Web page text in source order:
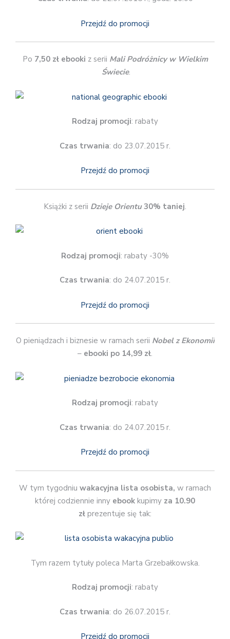
Przejdź do promocji
Po 7,50 zł ebooki z serii Mali Podróżnicy w Wielkim
Świecie.
Rodzaj promocji: rabaty
Czas trwania: do 23.07.2015 r.
Przejdź do promocji
Książki z serii Dzieje Orientu 30% taniej.
Rodzaj promocji: rabaty -30%
Czas trwania: do 24.07.2015 r.
Przejdź do promocji
O pieniądzach i biznesie w ramach serii Nobel z Ekonomii
– ebooki po 14,99 zł.
Rodzaj promocji: rabaty
Czas trwania: do 24.07.2015 r.
Przejdź do promocji
W tym tygodniu wakacyjna lista osobista, w ramach
której codziennie inny ebook kupimy za 10.90
zł prezentuje się tak:
Tym razem tytuły poleca Marta Grzebałkowska.
Rodzaj promocji: rabaty
Czas trwania: do 26.07.2015 r.
Przejdź do promocji